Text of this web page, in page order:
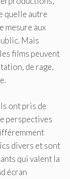
quelle autre
mesure aux
Mais
films peuvent
de rage.
ont pris de
perspectives
divers et sont
qui valent la
écran